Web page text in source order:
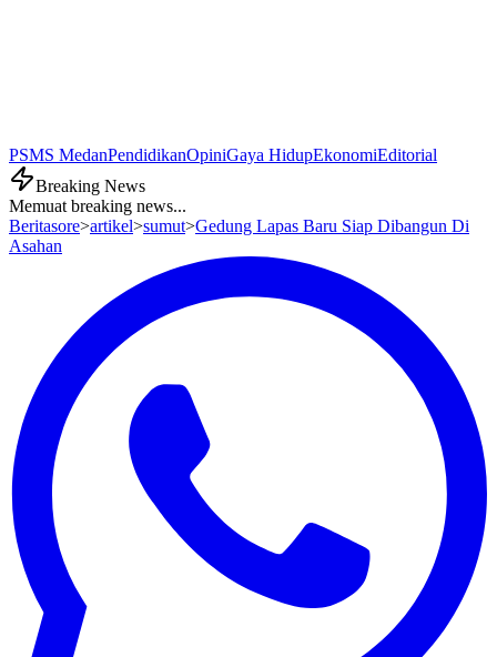
PSMS MedanPendidikanOpiniGaya HidupEkonomiEditorial
Breaking News
Memuat breaking news...
Beritasore>artikel>sumut>Gedung Lapas Baru Siap Dibangun Di
Asahan